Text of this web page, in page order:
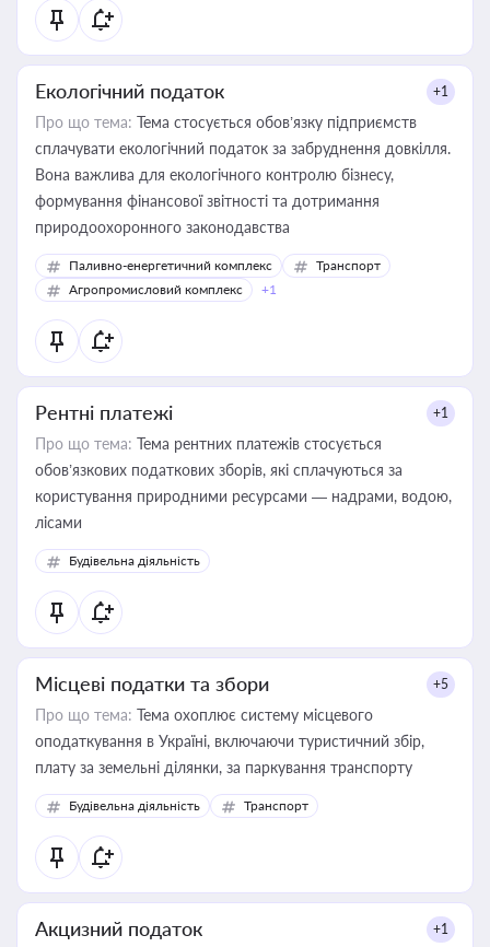
Екологічний податок +1
Про що тема: Тема стосується обов’язку підприємств
сплачувати екологічний податок за забруднення довкілля.
Вона важлива для екологічного контролю бізнесу,
формування фінансової звітності та дотримання
природоохоронного законодавства
Паливно-енергетичний комплекс
Транспорт
Агропромисловий комплекс
+1
Рентні платежі +1
Про що тема: Тема рентних платежів стосується
обов’язкових податкових зборів, які сплачуються за
користування природними ресурсами — надрами, водою,
лісами
Будівельна діяльність
Місцеві податки та збори +5
Про що тема: Тема охоплює систему місцевого
оподаткування в Україні, включаючи туристичний збір,
плату за земельні ділянки, за паркування транспорту
Будівельна діяльність Транспорт
Акцизний податок +1